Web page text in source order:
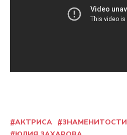
АКТРИСА ЗНАМЕНИТОСТИ